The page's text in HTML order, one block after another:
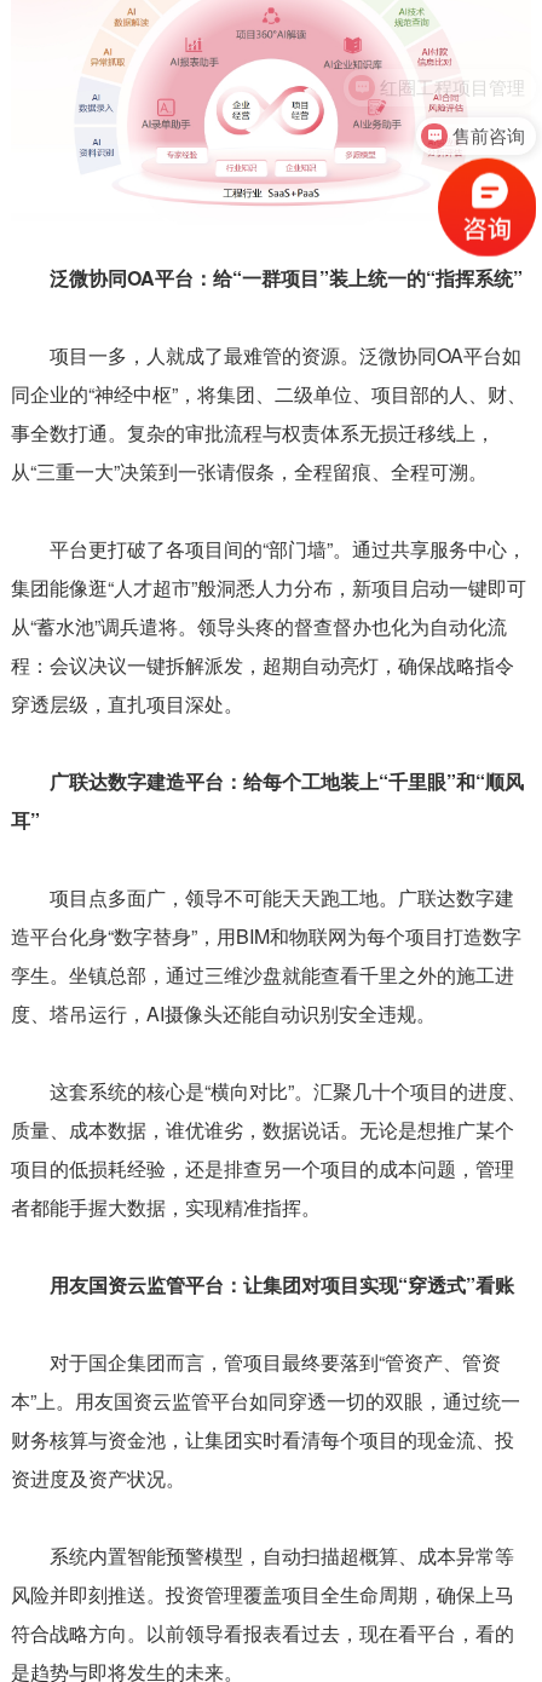
泛微协同OA平台：给“一群项目”装上统一的“指挥系统”
项目一多，人就成了最难管的资源。泛微协同OA平台如
同企业的“神经中枢”，将集团、二级单位、项目部的人、财、
事全数打通。复杂的审批流程与权责体系无损迁移线上，
从“三重一大”决策到一张请假条，全程留痕、全程可溯。
平台更打破了各项目间的“部门墙”。通过共享服务中心，
集团能像逛“人才超市”般洞悉人力分布，新项目启动一键即可
从“蓄水池”调兵遣将。领导头疼的督查督办也化为自动化流
程：会议决议一键拆解派发，超期自动亮灯，确保战略指令
穿透层级，直扎项目深处。
广联达数字建造平台：给每个工地装上“千里眼”和“顺风
耳”
项目点多面广，领导不可能天天跑工地。广联达数字建
造平台化身“数字替身”，用BIM和物联网为每个项目打造数字
孪生。坐镇总部，通过三维沙盘就能查看千里之外的施工进
度、塔吊运行，AI摄像头还能自动识别安全违规。
这套系统的核心是“横向对比”。汇聚几十个项目的进度、
质量、成本数据，谁优谁劣，数据说话。无论是想推广某个
项目的低损耗经验，还是排查另一个项目的成本问题，管理
者都能手握大数据，实现精准指挥。
用友国资云监管平台：让集团对项目实现“穿透式”看账
对于国企集团而言，管项目最终要落到“管资产、管资
本”上。用友国资云监管平台如同穿透一切的双眼，通过统一
财务核算与资金池，让集团实时看清每个项目的现金流、投
资进度及资产状况。
系统内置智能预警模型，自动扫描超概算、成本异常等
风险并即刻推送。投资管理覆盖项目全生命周期，确保上马
符合战略方向。以前领导看报表看过去，现在看平台，看的
是趋势与即将发生的未来。
售前咨询